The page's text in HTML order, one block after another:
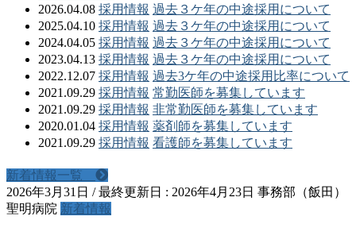
2026.04.08 採用情報 過去３ケ年の中途採用について
2025.04.10 採用情報 過去３ケ年の中途採用について
2024.04.05 採用情報 過去３ケ年の中途採用について
2023.04.13 採用情報 過去３ケ年の中途採用について
2022.12.07 採用情報 過去3ケ年の中途採用比率について
2021.09.29 採用情報 常勤医師を募集しています
2021.09.29 採用情報 非常勤医師を募集しています
2020.01.04 採用情報 薬剤師を募集しています
2021.09.29 採用情報 看護師を募集しています
新着情報一覧
2026年3月31日 / 最終更新日 : 2026年4月23日 事務部（飯田）
聖明病院 新着情報